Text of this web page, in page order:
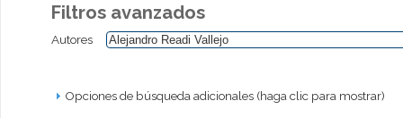
Filtros avanzados
Autores
Opciones de búsqueda adicionales (haga clic para mostrar)